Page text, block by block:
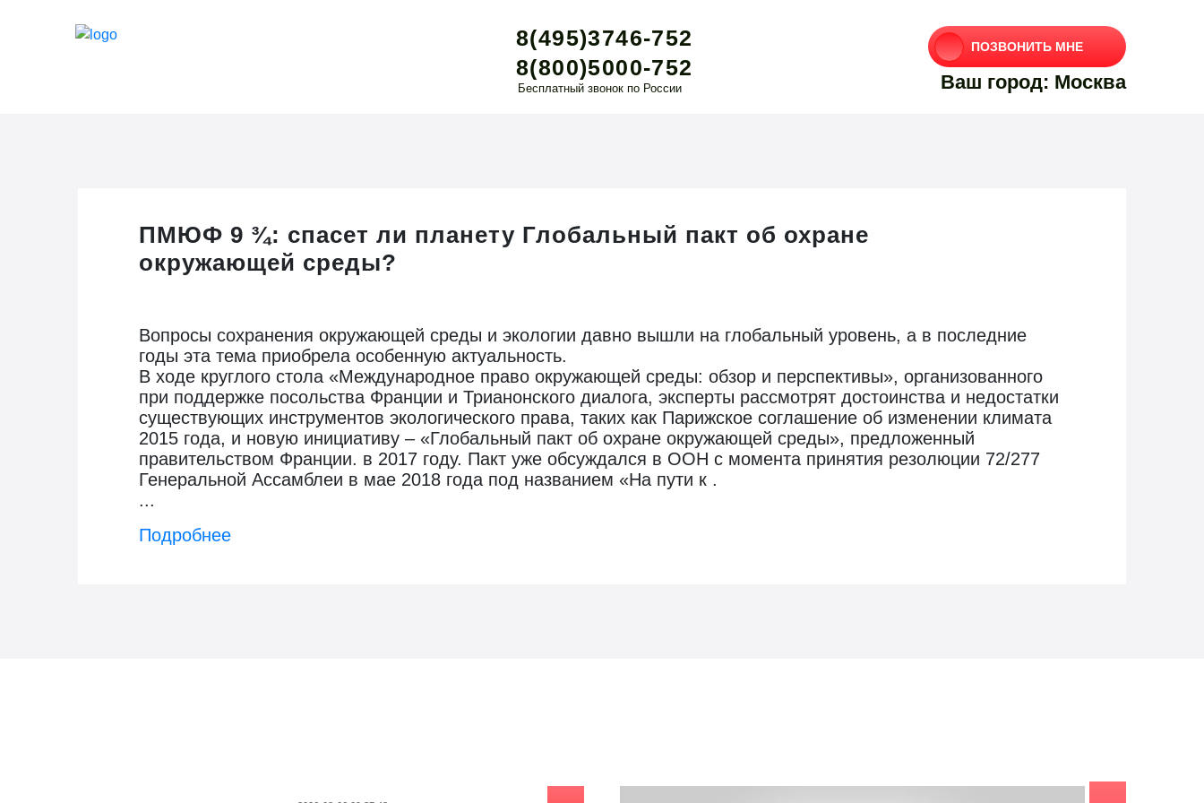
8(495)3746-752
8(800)5000-752
Бесплатный звонок по России
ПОЗВОНИТЬ МНЕ
Ваш город: Москва
ПМЮФ 9 ¾: спасет ли планету Глобальный пакт об охране
окружающей среды?
Вопросы сохранения окружающей среды и экологии давно вышли на глобальный уровень, а в последние
годы эта тема приобрела особенную актуальность.
В ходе круглого стола «Международное право окружающей среды: обзор и перспективы», организованного
при поддержке посольства Франции и Трианонского диалога, эксперты рассмотрят достоинства и недостатки
существующих инструментов экологического права, таких как Парижское соглашение об изменении климата
2015 года, и новую инициативу – «Глобальный пакт об охране окружающей среды», предложенный
правительством Франции. в 2017 году. Пакт уже обсуждался в ООН с момента принятия резолюции 72/277
Генеральной Ассамблеи в мае 2018 года под названием «На пути к .
...
Подробнее